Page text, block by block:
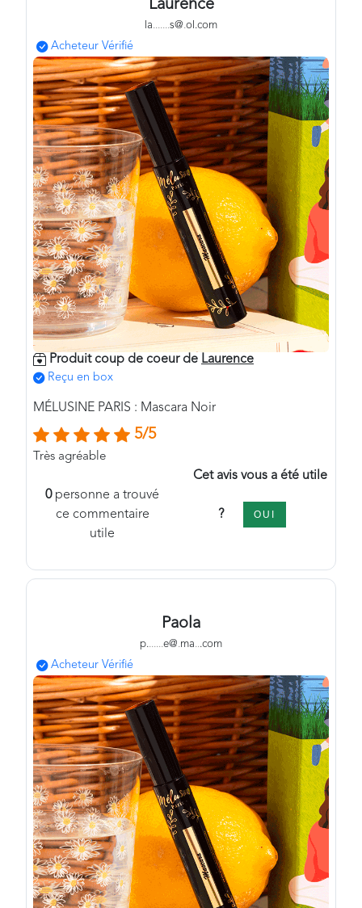
Laurence
la.......s@.ol.com
Acheteur Vérifié
Produit coup de coeur de Laurence
Reçu en box
MÉLUSINE PARIS : Mascara Noir
5/5
Très agréable
0personne a trouvé
ce commentaire
utile
Cet avis vous a été utile
? OUI
Paola
p.......e@.ma...com
Acheteur Vérifié